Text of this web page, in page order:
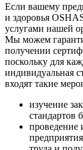
Если вашему
и здоровья
услугами нашей
Мы можем
получении
поскольку для
индивидуальная
входят такие
изучение
стандартов
проведение